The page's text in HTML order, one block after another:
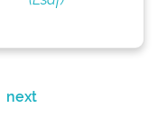
next